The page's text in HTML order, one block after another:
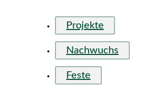
Projekte
Nachwuchs
Feste